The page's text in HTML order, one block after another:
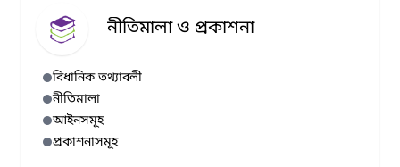
নীতিমালা ও প্রকাশনা
বিধানিক তথ্যাবলী
নীতিমালা
আইনসমূহ
প্রকাশনাসমূহ